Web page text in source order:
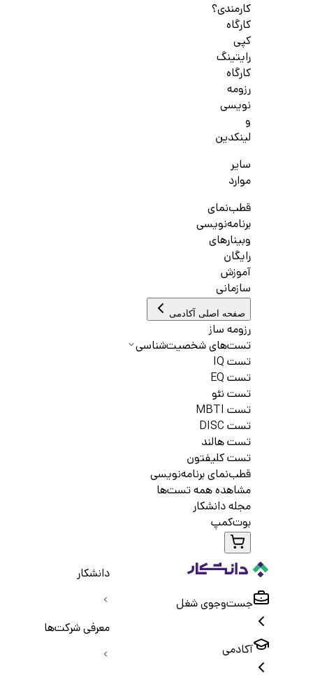
کارمندی؟
کارگاه
کپی
رایتینگ
کارگاه
رزومه
نویسی
و
لینکدین
سایر
موارد
قطب‌نمای
برنامه‌نویسی
وبینارهای
رایگان
آموزش
سازمانی
صفحه اصلی آکادمی
رزومه ساز
تست‌های شخصیت‌شناسی
تست IQ
تست EQ
تست نئو
تست MBTI
تست DISC
تست هالند
تست کلیفتون
قطب‌نمای برنامه‌نویسی
مشاهده همه تست‌ها
مجله دانشکار
بوت‌کمپ
جست‌و‌جوی شغل
آکادمی
دانشکار
معرفی شرکت‌ها